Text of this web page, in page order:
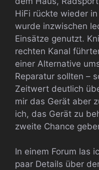
HiFi rückte wieder
wurde inzwischen
Einsätze genutzt.
rechten Kanal
einer Alternative
Reparatur sollten –
Zeitwert deutlich
mir das Gerät aber
ich, das Gerät zu
zweite Chance
In einem Forum las
paar Details über